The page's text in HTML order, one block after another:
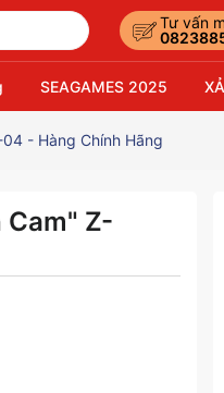
Tư vấn
SEAGAMES 2025
- Hàng Chính Hãng
Cam" Z-